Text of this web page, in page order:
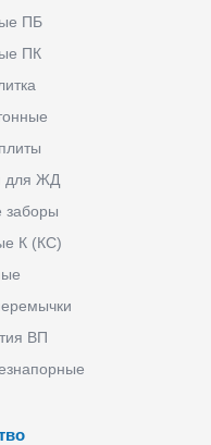
ПБ
ПК
для ЖД
заборы
К (КС)
ВП